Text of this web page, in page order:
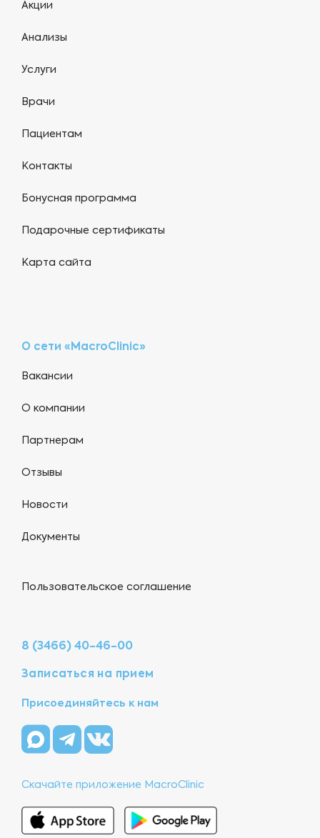
Акции
Анализы
Услуги
Врачи
Пациентам
Контакты
Бонусная программа
Подарочные сертификаты
Карта сайта
О сети «MacroClinic»
Вакансии
О компании
Партнерам
Отзывы
Новости
Документы
Пользовательское соглашение
8 (3466) 40-46-00
Записаться на прием
Присоединяйтесь к нам
Скачайте приложение MacroClinic